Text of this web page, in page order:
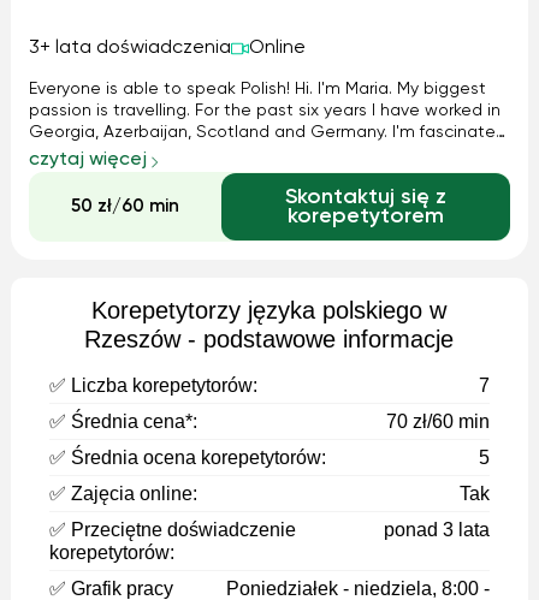
3+ lata doświadczenia Online
Everyone is able to speak Polish! Hi. I'm Maria. My biggest
passion is travelling. For the past six years I have worked in
Georgia, Azerbaijan, Scotland and Germany. I'm fascinated
by other countries, their residents, languages, cultures and
traditions. I like riding a horse, rollerblading, hiking,...
czytaj więcej
50 zł/60 min
Skontaktuj się z
korepetytorem
Korepetytorzy języka polskiego w
Rzeszów - podstawowe informacje
✅ Liczba korepetytorów:
7
✅ Średnia cena*:
70 zł/60 min
✅ Średnia ocena korepetytorów:
5
✅ Zajęcia online:
Tak
✅ Przeciętne doświadczenie
korepetytorów:
ponad 3 lata
✅ Grafik pracy
Poniedziałek - niedziela, 8:00 -